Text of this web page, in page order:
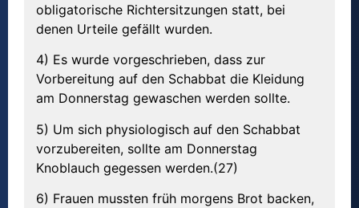
obligatorische Richtersitzungen statt, bei
denen Urteile gefällt wurden.
4) Es wurde vorgeschrieben, dass zur
Vorbereitung auf den Schabbat die Kleidung
am Donnerstag gewaschen werden sollte.
5) Um sich physiologisch auf den Schabbat
vorzubereiten, sollte am Donnerstag
Knoblauch gegessen werden.(27)
6) Frauen mussten früh morgens Brot backen,